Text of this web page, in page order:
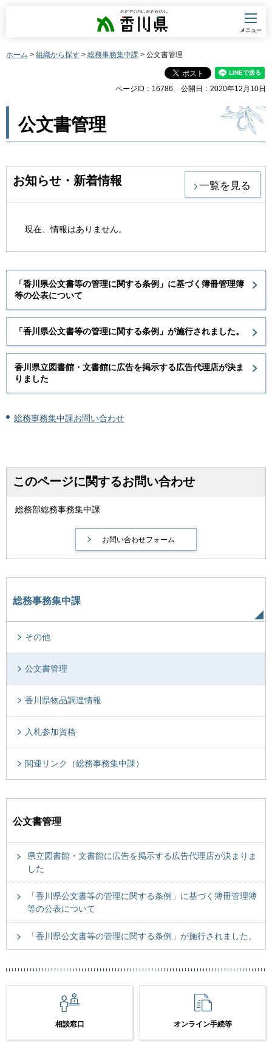
香川県
メニュー
ホーム > 組織から探す > 総務事務集中課 > 公文書管理
ページID：16786 公開日：2020年12月10日
公文書管理
お知らせ・新着情報 一覧を見る
現在、情報はありません。
「香川県公文書等の管理に関する条例」に基づく簿冊管理簿
等の公表について
「香川県公文書等の管理に関する条例」が施行されました。
香川県立図書館・文書館に広告を掲示する広告代理店が決ま
りました
総務事務集中課お問い合わせ
このページに関するお問い合わせ
総務部総務事務集中課
総務事務集中課
その他
公文書管理
香川県物品調達情報
入札参加資格
関連リンク（総務事務集中課）
公文書管理
県立図書館・文書館に広告を掲示する広告代理店が決まりま
した
「香川県公文書等の管理に関する条例」に基づく簿冊管理簿
等の公表について
「香川県公文書等の管理に関する条例」が施行されました。
相談窓口 オンライン手続等